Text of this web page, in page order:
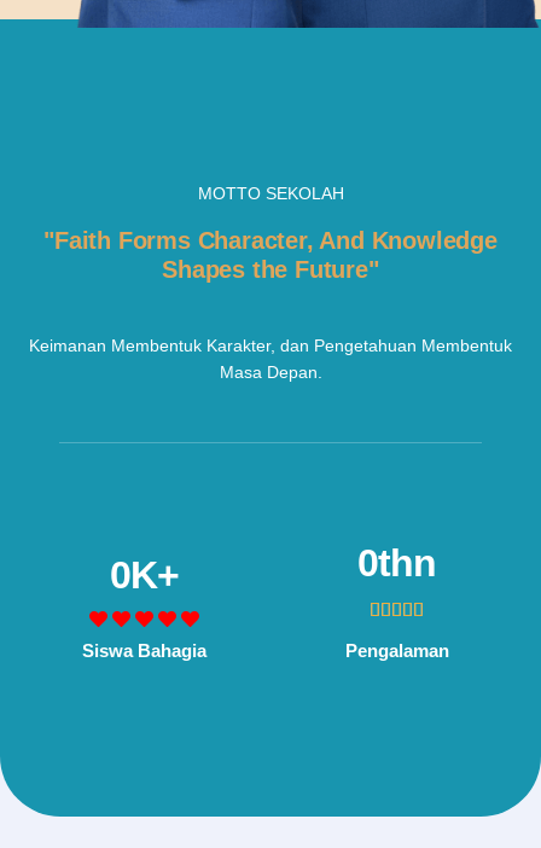
0K+
Siswa Bahagia
0thn
    
Pengalaman
MOTTO SEKOLAH
"Faith Forms Character, And Knowledge
Shapes the Future"
Keimanan Membentuk Karakter, dan Pengetahuan Membentuk
Masa Depan.